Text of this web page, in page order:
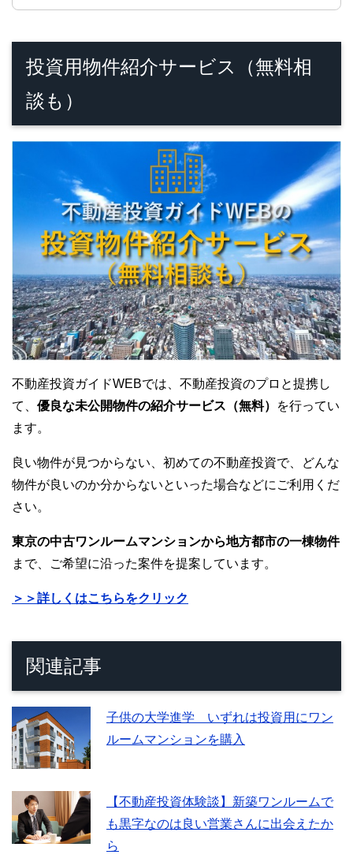
投資用物件紹介サービス（無料相
談も）
不動産投資ガイドWEBでは、不動産投資のプロと提携し
て、 優良な未公開物件の紹介サービス（無料）
を行ってい
ます。
良い物件が見つからない、初めての不動産投資で、どんな
物件が良いのか分からないといった場合などにご利用くだ
さい。
東京の中古ワンルームマンションから地方都市の一棟物件
まで、ご希望に沿った案件を提案しています。
＞＞詳しくはこちらをクリック
関連記事
子供の大学進学 いずれは投資用にワン
ルームマンションを購入
【不動産投資体験談】新築ワンルームで
も黒字なのは良い営業さんに出会えたか
ら